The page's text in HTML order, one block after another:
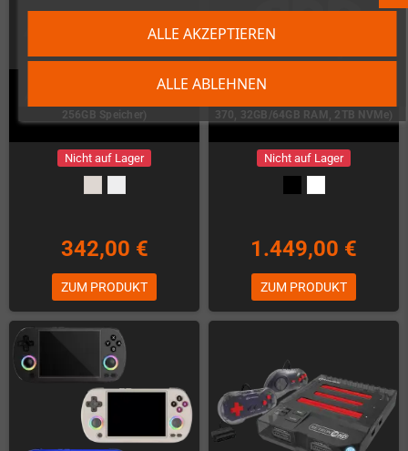
ALLE ABLEHNEN
ALLE AKZEPTIEREN
256GB Speicher)
Nicht auf Lager
342,00 €
ZUM PRODUKT
370, 32GB/64GB RAM, 2TB NVMe)
Nicht auf Lager
1.449,00 €
ZUM PRODUKT